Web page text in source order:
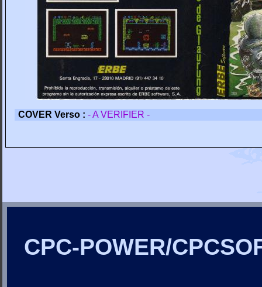
COVER Verso : - A VERIFIER -
CPC-POWER/